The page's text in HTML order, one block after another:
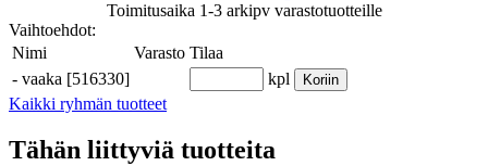
Toimitusaika 1-3 arkipvvarastotuotteille
Vaihtoehdot:
Nimi
Varasto Tilaa
- vaaka [516330] kpl Koriin
Kaikki ryhmän tuotteet
Tähän liittyviä tuotteita